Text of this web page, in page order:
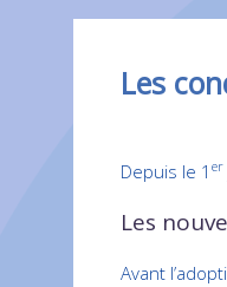
Les
Depuis le 1 er
Les
Avant